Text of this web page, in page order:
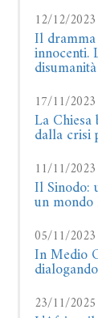
12/12/2023
Il
innocenti.
17/11/2023
La Chiesa
dalla crisi
11/11/2023
Il Sinodo:
un
05/11/2023
In Medio
23/11/2025